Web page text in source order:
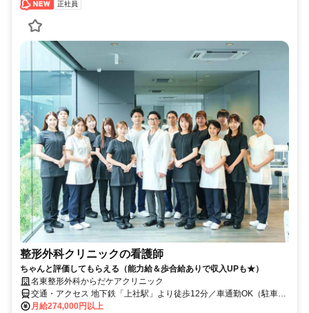
正社員
整形外科クリニックの看護師
ちゃんと評価してもらえる（能力給＆歩合給ありで収入UPも★）
名東整形外科からだケアクリニック
交通・アクセス 地下鉄「上社駅」より徒歩12分／車通勤OK（駐車場
完備）
月給274,000円以上